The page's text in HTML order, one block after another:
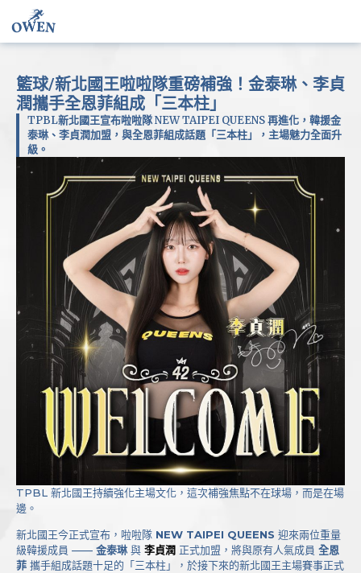
籃球/新北國王啦啦隊重磅補強！金泰琳、李貞
潤攜手全恩菲組成「三本柱」
TPBL新北國王宣布啦啦隊 NEW TAIPEI QUEENS 再進化，韓援金
泰琳、李貞潤加盟，與全恩菲組成話題「三本柱」，主場魅力全面升
級。
TPBL 新北國王持續強化主場文化，這次補強焦點不在球場，而是在場
邊。
新北國王今正式宣布，啦啦隊 NEW TAIPEI QUEENS 迎來兩位重量
級韓援成員 —— 金泰琳與 李貞潤 正式加盟，將與原有人氣成員 全恩
菲 攜手組成話題十足的「三本柱」，於接下來的新北國王主場賽事正式